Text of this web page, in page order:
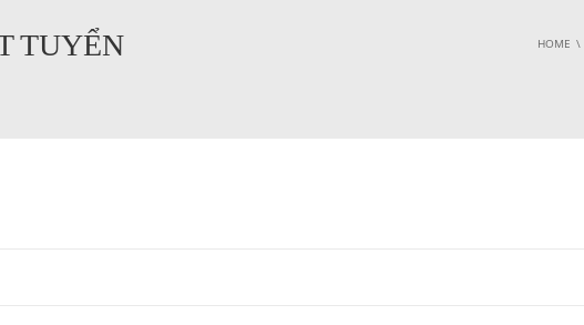
TUYỂN
HOME